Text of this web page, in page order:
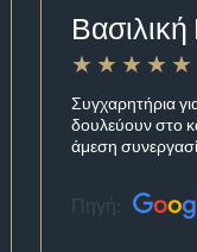
Συγχαρητήρια
δουλεύουν στο
άμεση
Πηγή: